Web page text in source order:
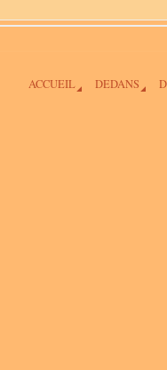
ACCUEIL DEDANS